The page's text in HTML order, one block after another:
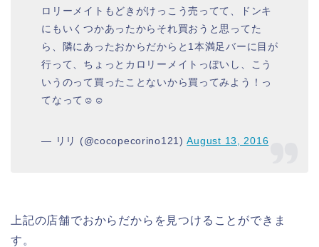
ロリーメイトもどきがけっこう売ってて、ドンキ
にもいくつかあったからそれ買おうと思ってた
ら、隣にあったおからだからと1本満足バーに目が
行って、ちょっとカロリーメイトっぽいし、こう
いうのって買ったことないから買ってみよう！っ
てなって☺☺
— リリ (@cocopecorino121)August 13, 2016
上記の店舗でおからだからを見つけることができま
す。